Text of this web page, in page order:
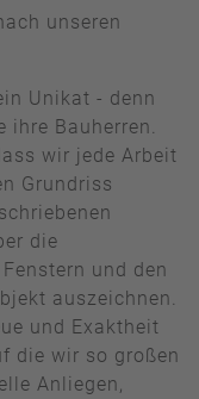
unseren
Unikat - denn
Bauherren.
wir jede Arbeit
Grundriss
die
und den
auszeichnen.
und Exaktheit
die wir so großen
Anliegen,